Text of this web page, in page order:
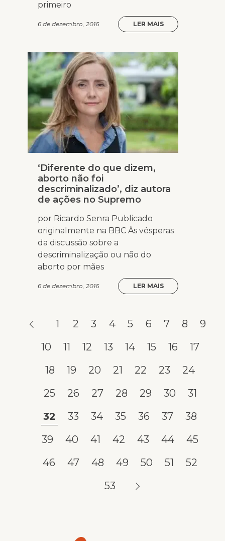
primeiro
6 de dezembro, 2016 LER MAIS
‘Diferente do que dizem,
aborto não foi
descriminalizado’, diz autora
de ações no Supremo
por Ricardo Senra Publicado
originalmente na BBC Às vésperas
da discussão sobre a
descriminalização ou não do
aborto por mães
6 de dezembro, 2016 LER MAIS
1 2 3 4 5 6 7 8
9
10
11 12 13 14 15 16
17
18
19 20 21 22 23
24
25
26 27 28 29 30
31
32
33 34 35 36 37
38
39
40 41 42 43 44
45
46
47 48 49 50 51
52
53